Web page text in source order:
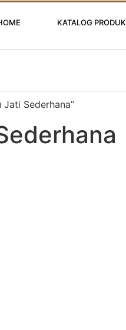
KATALOG PRODUK
Sederhana”